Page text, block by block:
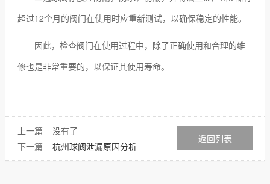
超过12个月的阀门在使用时应重新测试，以确保稳定的性能。
因此，检查阀门在使用过程中，除了正确使用和合理的维
修也是非常重要的，以保证其使用寿命。
返回列表
上一篇 没有了
下一篇 杭州球阀泄漏原因分析